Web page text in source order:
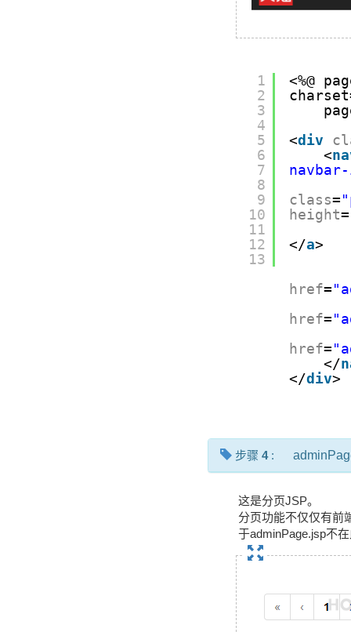
1
2
3
4
5
6
7
8
9
10
11
12
13
<%@
<div
<
class=
height=
</a>
href=
href=
href=
</
</div>
步骤 4:
这是分页JSP。
分页功能不仅仅有前
于adminPage.jsp不